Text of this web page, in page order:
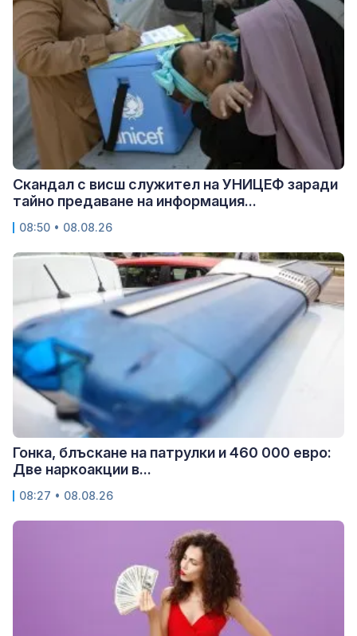
Скандал с висш служител на УНИЦЕФ заради
тайно предаване на информация...
08:50 • 08.08.26
Гонка, блъскане на патрулки и 460 000 евро:
Две наркоакции в...
08:27 • 08.08.26